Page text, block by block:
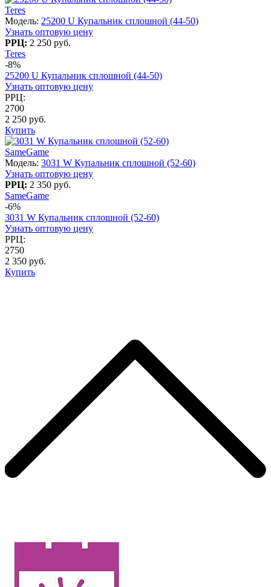
Teres
Модель: 25200 U Купальник сплошной (44-50)
Узнать оптовую цену
РРЦ: 2 250 руб.
Teres
-8%
25200 U Купальник сплошной (44-50)
Узнать оптовую цену
РРЦ:
2700
2 250 руб.
Купить
SameGame
Модель: 3031 W Купальник сплошной (52-60)
Узнать оптовую цену
РРЦ: 2 350 руб.
SameGame
-6%
3031 W Купальник сплошной (52-60)
Узнать оптовую цену
РРЦ:
2750
2 350 руб.
Купить